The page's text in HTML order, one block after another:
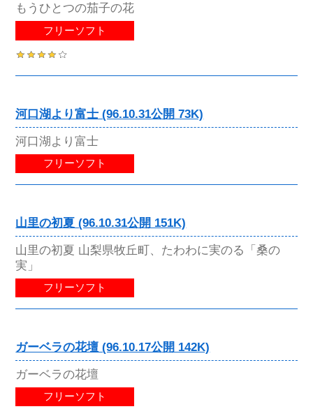
もうひとつの茄子の花
フリーソフト
河口湖より富士 (96.10.31公開 73K)
河口湖より富士
フリーソフト
山里の初夏 (96.10.31公開 151K)
山里の初夏 山梨県牧丘町、たわわに実のる「桑の
実」
フリーソフト
ガーベラの花壇 (96.10.17公開 142K)
ガーベラの花壇
フリーソフト